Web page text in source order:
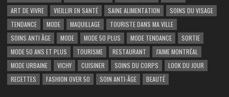
ART DE VIVRE
VIEILLIR EN SANTÉ SAINE ALIMENTATION
SOINS DU VISAGE
TENDANCE
MODE MAQUILLAGE
TOURISTE DANS MA VILLE
SOINS ANTI ÂGE
MODE MODE 50 PLUS MODE TENDANCE
SORTIE
MODE 50 ANS ET PLUS
TOURISME RESTAURANT
J'AIME MONTRÉAL
MODE URBAINE
VICHY CUISINER SOINS DU CORPS
LOOK DU JOUR
RECETTES
FASHION OVER 50 SOIN ANTI-ÂGE BEAUTÉ